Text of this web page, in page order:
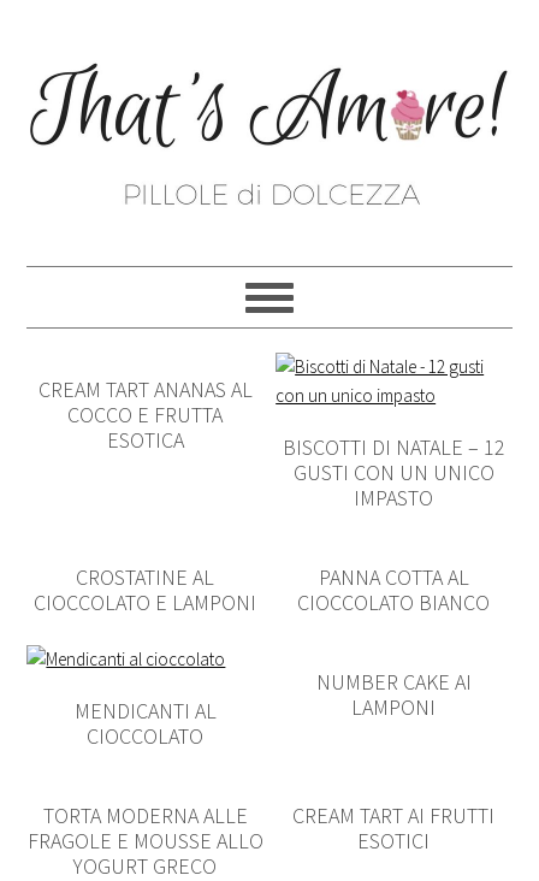
CREAM TART ANANAS AL
COCCO E FRUTTA
ESOTICA
BISCOTTI DI NATALE – 12
GUSTI CON UN UNICO
IMPASTO
CROSTATINE AL
CIOCCOLATO E LAMPONI
PANNA COTTA AL
CIOCCOLATO BIANCO
MENDICANTI AL
CIOCCOLATO
NUMBER CAKE AI
LAMPONI
TORTA MODERNA ALLE
FRAGOLE E MOUSSE ALLO
YOGURT GRECO
CREAM TART AI FRUTTI
ESOTICI